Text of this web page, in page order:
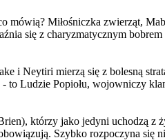
Miłośniczka zwierząt,
się z charyzmatycznym
i Neytiri mierzą się z bolesną
Ludzie Popiołu, wojowniczy
którzy jako jedyni uchodzą z
Szybko rozpoczyna się